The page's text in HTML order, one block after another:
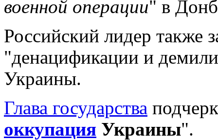
военной операции" в
Российский лидер также
"денацификации и
Украины.
Глава государства
оккупация Украины".